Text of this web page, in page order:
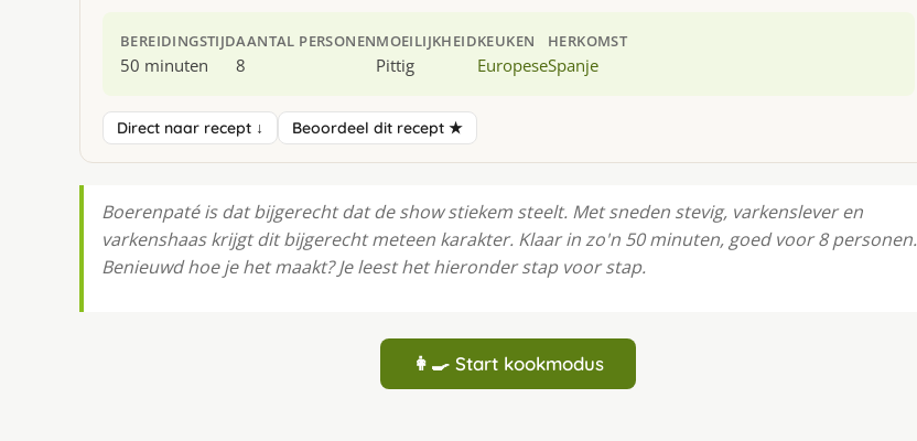
BEREIDINGSTIJD
50 minuten
AANTAL PERSONEN
8
MOEILIJKHEID
Pittig
KEUKEN
Europese
HERKOMST
Spanje
Direct naar recept ↓ Beoordeel dit recept ★
Boerenpaté is dat bijgerecht dat de show stiekem steelt. Met sneden stevig, varkenslever en
varkenshaas krijgt dit bijgerecht meteen karakter. Klaar in zo'n 50 minuten, goed voor 8 personen.
Benieuwd hoe je het maakt? Je leest het hieronder stap voor stap.
👩‍🍳 Start kookmodus